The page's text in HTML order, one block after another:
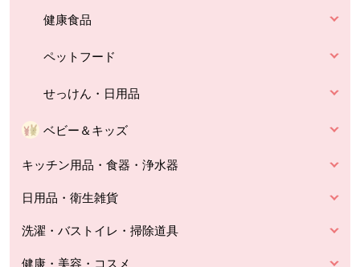
健康食品
ペットフード
せっけん・日用品
ベビー＆キッズ
キッチン用品・食器・浄水器
日用品・衛生雑貨
洗濯・バストイレ・掃除道具
健康・美容・コスメ